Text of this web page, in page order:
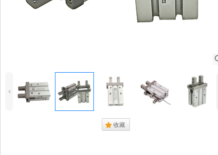
4
. 收藏